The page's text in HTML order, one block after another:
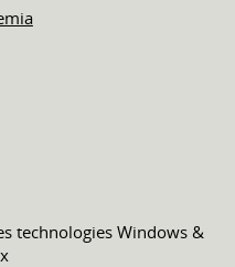
technologies Windows &